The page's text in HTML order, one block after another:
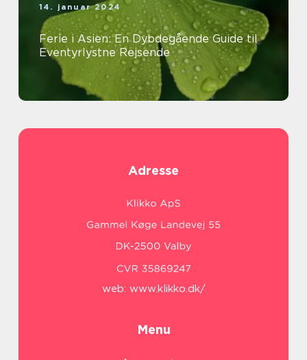
14. januar 2024
Ferie i Asien: En Dybdegående Guide til
Eventyrlystne Rejsende
Adresse
web: www.klikko.dk/
Menu